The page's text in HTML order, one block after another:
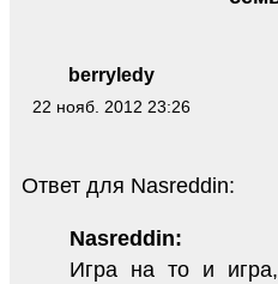
berryledy
22 нояб. 2012 23:26
Ответ для Nasreddin:
Nasreddin:
Игра на то и